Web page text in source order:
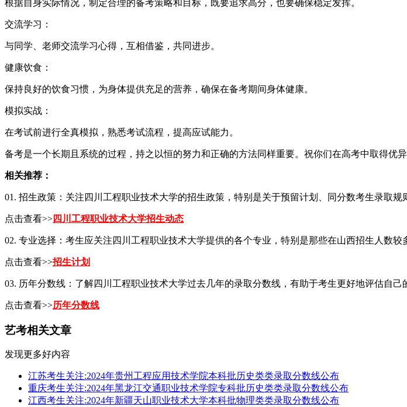
根据自身实际情况，制定合理的备考策略和目标，既要追求高分，也要确保稳定发挥。
交流学习：
与同学、老师交流学习心得，互相借鉴，共同进步。
健康饮食：
保持良好的饮食习惯，为身体提供充足的营养，确保在备考期间身体健康。
模拟实战：
在考试前进行全真模拟，熟悉考试流程，提高应试能力。
备考是一个长期且系统的过程，持之以恒的努力和正确的方法同样重要。祝你们在高考中取得优
相关推荐：
01. 招生政策：关注四川工程职业技术大学的招生政策，特别是关于预留计划、同分数考生录取规
点击查看>>四川工程职业技术大学招生动态
02. 专业选择：考生应关注四川工程职业技术大学提供的各个专业，特别是那些在山西招生人数较
点击查看>>招生计划
03. 历年分数线：了解四川工程职业技术大学过去几年的录取分数线，有助于考生更好地评估自己
点击查看>>历年分数线
艺考相关文章
发现更多好内容
江苏考生关注:2024年贵州工程应用技术学院本科批历史类类录取分数线公布
重庆考生关注:2024年黑龙江交通职业技术学院专科批历史类类录取分数线公布
江西考生关注:2024年新疆天山职业技术大学本科批物理类类录取分数线公布